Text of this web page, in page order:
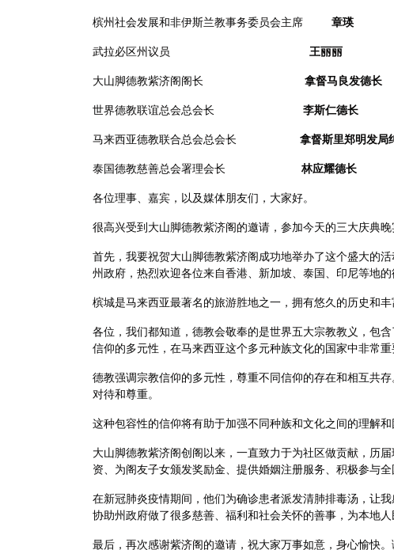
槟州社会发展和非伊斯兰教事务委员会主席 章瑛
武拉必区州议员 王丽丽
大山脚德教紫济阁阁长 拿督马良发德长
世界德教联谊总会总会长 李斯仁德长
马来西亚德教联合总会总会长 拿督斯里郑明发局
泰国德教慈善总会署理会长 林应耀德长
各位理事、嘉宾，以及媒体朋友们，大家好。
很高兴受到大山脚德教紫济阁的邀请，参加今天的三大庆典
首先，我要祝贺大山脚德教紫济阁成功地举办了这个盛大的
州政府，热烈欢迎各位来自香港、新加坡、泰国、印尼等地的
槟城是马来西亚最著名的旅游胜地之一，拥有悠久的历史和
各位，我们都知道，德教会敬奉的是世界五大宗教教义，包
信仰的多元性，在马来西亚这个多元种族文化的国家中非常重
德教强调宗教信仰的多元性，尊重不同信仰的存在和相互共
对待和尊重。
这种包容性的信仰将有助于加强不同种族和文化之间的理解和
大山脚德教紫济阁创阁以来，一直致力于为社区做贡献，历
资、为阁友子女颁发奖励金、提供婚姻注册服务、积极参与
在新冠肺炎疫情期间，他们为确诊患者派发清肺排毒汤，让
协助州政府做了很多慈善、福利和社会关怀的善事，为本地
最后，再次感谢紫济阁的邀请，祝大家万事如意，身心愉快。